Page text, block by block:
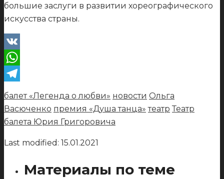
большие заслуги в развитии хореографического
искусства страны.
VK
WhatsApp
Telegram
балет «Легенда о любви» новости Ольга
Васюченко премия «Душа танца» театр Театр
балета Юрия Григоровича
Last modified: 15.01.2021
Материалы по теме